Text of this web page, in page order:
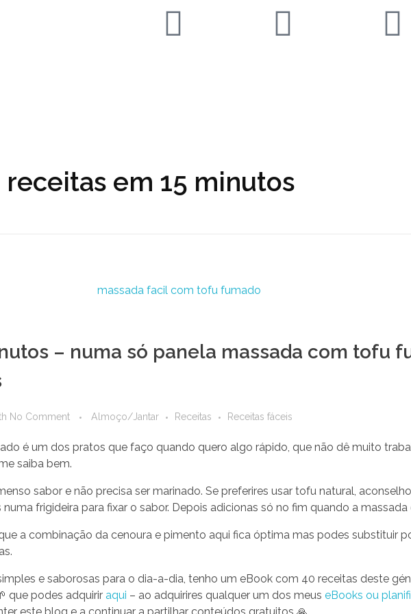
em 15 minutos
– numa só panela massada com tofu
No Comment Almoço/Jantar Receitas Receitas fáceis
é um dos pratos que faço quando quero algo rápido, que não dê muito
saiba bem.
sabor e não precisa ser marinado. Se preferires usar tofu natural,
frigideira para fixar o sabor. Depois adicionas só no fim quando a
a combinação da cenoura e pimento aqui fica óptima mas podes substituir
e saborosas para o dia-a-dia, tenho um eBook com 40 receitas deste
que podes adquirir aqui – ao adquirires qualquer um dos meus eBooks ou